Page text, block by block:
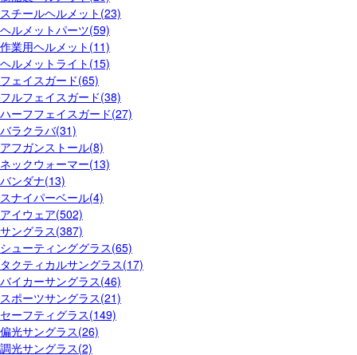
スチールヘルメット(23)
ヘルメットパーツ(59)
作業用ヘルメット(11)
ヘルメットライト(15)
フェイスガード(65)
フルフェイスガード(38)
ハーフフェイスガード(27)
バラクラバ(31)
アフガンストール(8)
ネックウォーマー(13)
バンダナ(13)
スナイパーベール(4)
アイウェア(502)
サングラス(387)
シューティンググラス(65)
タクティカルサングラス(17)
バイカーサングラス(46)
スポーツサングラス(21)
セーフティグラス(149)
偏光サングラス(26)
調光サングラス(2)